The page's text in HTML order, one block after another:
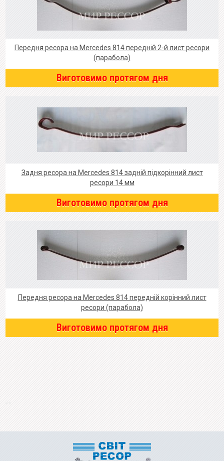
Передня ресора на Mercedes 814 передній 2-й лист ресори
(парабола)
Виготовимо протягом дня
Задня ресора на Mercedes 814 задній підкорінний лист
ресори 14 мм
Виготовимо протягом дня
Передня ресора на Mercedes 814 передній корінний лист
ресори (парабола)
Виготовимо протягом дня